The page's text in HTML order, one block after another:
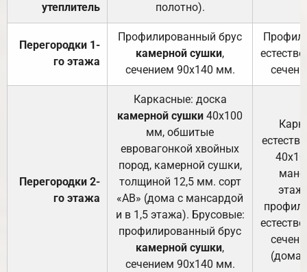
утеплитель
полотно).
Перегородки 1-
го этажа
Профилированный брус
камерной сушки,
сечением 90х140 мм.
Перегородки 2-
го этажа
Каркасные: доска
камерной сушки 40х100
мм, обшитые
евровагонкой хвойных
пород, камерной сушки,
толщиной 12,5 мм. сорт
«АВ» (дома с мансардой
и в 1,5 этажа). Брусовые:
профилированный брус
камерной сушки,
сечением 90х140 мм.
(дома